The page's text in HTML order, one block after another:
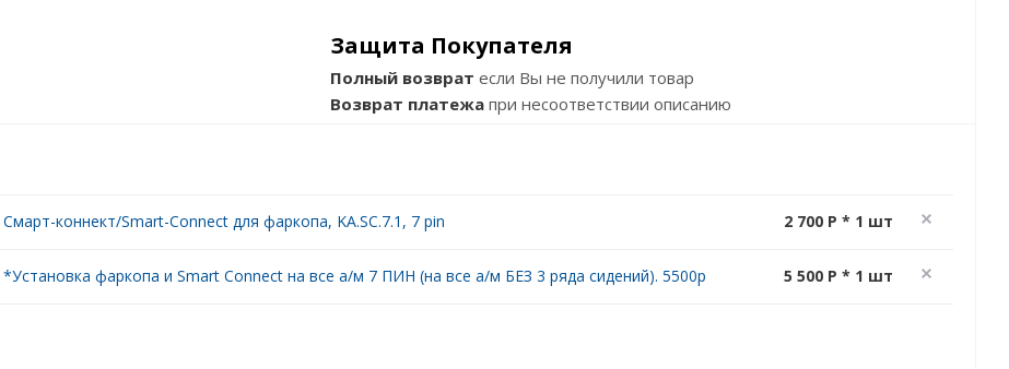
Защита Покупателя
Полный возврат если Вы не получили товар
Возврат платежа при несоответствии описанию
Смарт-коннект/Smart-Connect для фаркопа, KA.SC.7.1, 7 pin 2 700 P * 1 шт
*Установка фаркопа и Smart Connect на все а/м 7 ПИН (на все а/м БЕЗ 3 ряда сидений). 5500р 5 500 P * 1 шт